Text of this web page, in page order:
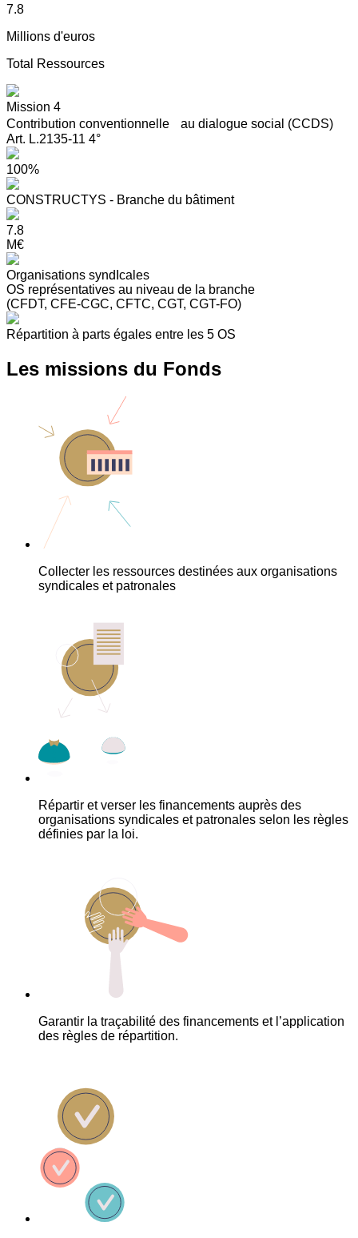
7.8
Millions d'euros
Total Ressources
Mission 4
Contribution conventionnelle au dialogue social (CCDS)
Art. L.2135-11 4°
100%
CONSTRUCTYS - Branche du bâtiment
7.8
M€
Organisations syndIcales
OS représentatives au niveau de la branche
(CFDT, CFE-CGC, CFTC, CGT, CGT-FO)
Répartition à parts égales entre les 5 OS
Les missions du Fonds
Collecter les ressources destinées aux organisations
syndicales et patronales
Répartir et verser les financements auprès des
organisations syndicales et patronales selon les règles
définies par la loi.
Garantir la traçabilité des financements et l’application
des règles de répartition.